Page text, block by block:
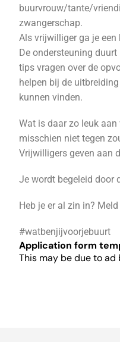
buurvrouw/tante/
zwangerschap.
Als vrijwilliger ga je een
De ondersteuning
tips vragen over de
helpen bij de
kunnen vinden.
Wat is daar zo leuk
misschien niet tegen
Vrijwilligers geven aan
Je wordt begeleid door
Heb je er al zin in?
#watbenjijvoorjebuurt
Application form
This may be due to